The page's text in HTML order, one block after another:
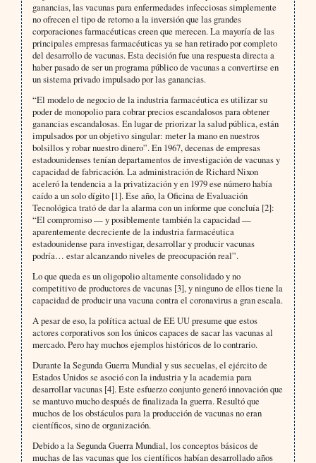
ganancias, las vacunas para enfermedades infecciosas simplemente
no ofrecen el tipo de retorno a la inversión que las grandes
corporaciones farmacéuticas creen que merecen. La mayoría de las
principales empresas farmacéuticas ya se han retirado por completo
del desarrollo de vacunas. Esta decisión fue una respuesta directa a
haber pasado de ser un programa público de vacunas a convertirse en
un sistema privado impulsado por las ganancias.
“El modelo de negocio de la industria farmacéutica es utilizar su
poder de monopolio para cobrar precios escandalosos para obtener
ganancias escandalosas. En lugar de priorizar la salud pública, están
impulsados por un objetivo singular: meter la mano en nuestros
bolsillos y robar nuestro dinero”. En 1967, decenas de empresas
estadounidenses tenían departamentos de investigación de vacunas y
capacidad de fabricación. La administración de Richard Nixon
aceleró la tendencia a la privatización y en 1979 ese número había
caído a un solo dígito [1]. Ese año, la Oficina de Evaluación
Tecnológica trató de dar la alarma con un informe que concluía [2]:
“El compromiso — y posiblemente también la capacidad —
aparentemente decreciente de la industria farmacéutica
estadounidense para investigar, desarrollar y producir vacunas
podría… estar alcanzando niveles de preocupación real”.
Lo que queda es un oligopolio altamente consolidado y no
competitivo de productores de vacunas [3], y ninguno de ellos tiene la
capacidad de producir una vacuna contra el coronavirus a gran escala.
A pesar de eso, la política actual de EE UU presume que estos
actores corporativos son los únicos capaces de sacar las vacunas al
mercado. Pero hay muchos ejemplos históricos de lo contrario.
Durante la Segunda Guerra Mundial y sus secuelas, el ejército de
Estados Unidos se asoció con la industria y la academia para
desarrollar vacunas [4]. Este esfuerzo conjunto generó innovación que
se mantuvo mucho después de finalizada la guerra. Resultó que
muchos de los obstáculos para la producción de vacunas no eran
científicos, sino de organización.
Debido a la Segunda Guerra Mundial, los conceptos básicos de
muchas de las vacunas que los científicos habían desarrollado años